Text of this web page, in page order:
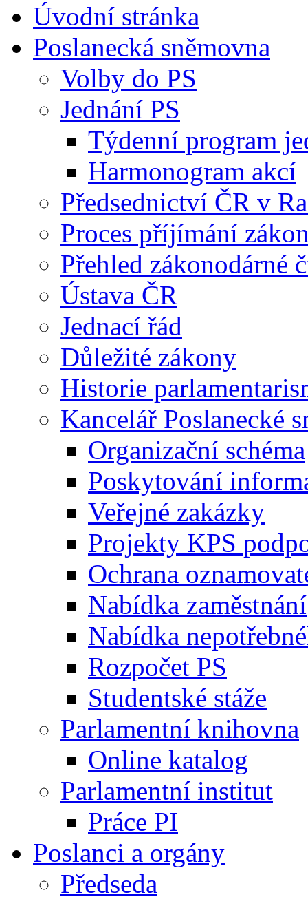
Úvodní stránka
Poslanecká sněmovna
Volby do PS
Jednání PS
Týdenní program
Harmonogram akcí
Předsednictví ČR v
Proces příjímání
Přehled zákonodárné
Ústava ČR
Jednací řád
Důležité zákony
Historie
Kancelář Poslanecké
Organizační schéma
Poskytování
Veřejné zakázky
Projekty KPS
Ochrana
Nabídka zaměstnání
Nabídka
Rozpočet PS
Studentské stáže
Parlamentní knihovna
Online katalog
Parlamentní institut
Práce PI
Poslanci a orgány
Předseda